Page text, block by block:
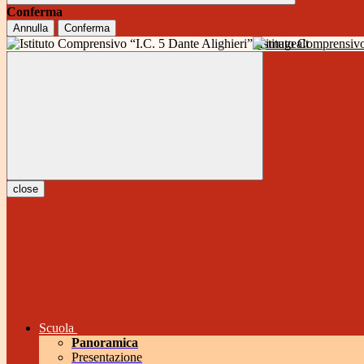
Conferma
Annulla Conferma
Istituto
close
Scuola
Panoramica
Presentazione